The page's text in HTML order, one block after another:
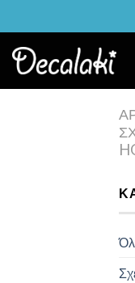
to
content